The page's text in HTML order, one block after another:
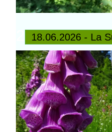
18.06.2026 - La